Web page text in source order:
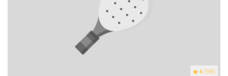
4 (98)